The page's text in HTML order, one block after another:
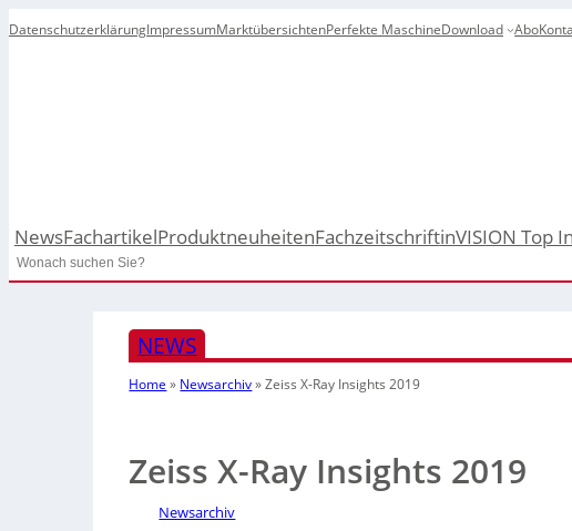
DatenschutzerklärungImpressumMarktübersichtenPerfekte MaschineDownload Abo
NewsFachartikelProduktneuheitenFachzeitschriftinVISION Top
Search
NEWS
Home » Newsarchiv»Zeiss X-Ray Insights 2019
Zeiss X-Ray Insights 2019
Newsarchiv